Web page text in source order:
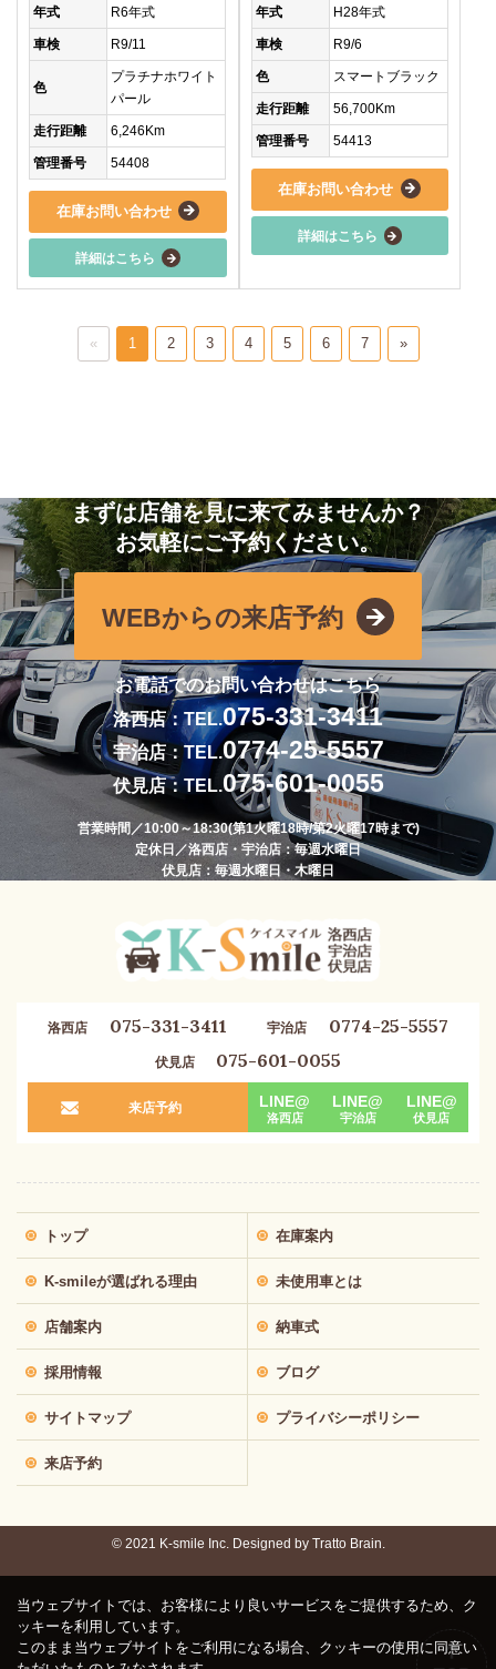
年式 R6年式
車検 R9/11
色
プラチナホワイト
パール
走行距離 6,246Km
管理番号 54408
在庫お問い合わせ
詳細はこちら
年式 H28年式
車検 R9/6
色 スマートブラック
走行距離 56,700Km
管理番号 54413
在庫お問い合わせ
詳細はこちら
« 1 2 3 4 5 6 7 »
まずは店舗を見に来てみませんか？
お気軽にご予約ください。
WEBからの来店予約
お電話でのお問い合わせはこちら
洛西店：TEL.075-331-3411
宇治店：TEL.0774-25-5557
伏見店：TEL.075-601-0055
営業時間／10:00～18:30(第1火曜18時/第2火曜17時まで)
定休日／洛西店・宇治店：毎週水曜日
伏見店：毎週水曜日・木曜日
洛西店 075-331-3411 宇治店 0774-25-5557
伏見店 075-601-0055
来店予約 LINE@
洛西店
LINE@
宇治店
LINE@
伏見店
トップ 在庫案内
K-smileが選ばれる理由 未使用車とは
店舗案内 納車式
採用情報 ブログ
サイトマップ プライバシーポリシー
来店予約
© 2021 K-smile Inc. Designed by Tratto Brain.
当ウェブサイトでは、お客様により良いサービスをご提供するため、ク
ッキーを利用しています。
このまま当ウェブサイトをご利用になる場合、クッキーの使用に同意い